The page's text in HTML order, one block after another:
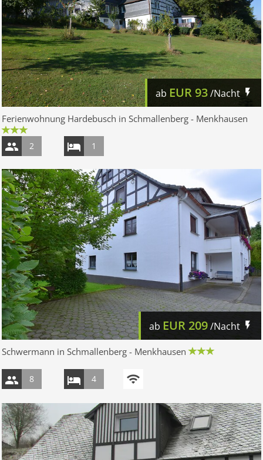
ab EUR93/Nacht
Ferienwohnung Hardebusch in Schmallenberg - Menkhausen
2 1
ab EUR 209/Nacht
Schwermann in Schmallenberg - Menkhausen
8 4